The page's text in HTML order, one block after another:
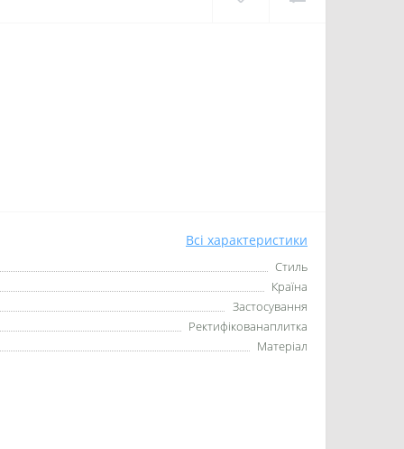
Всі характеристики
Стиль
Країна
Застосування
Ректифікованаплитка
Матеріал